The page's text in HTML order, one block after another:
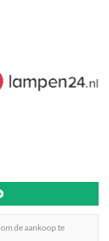
om de aankoop te